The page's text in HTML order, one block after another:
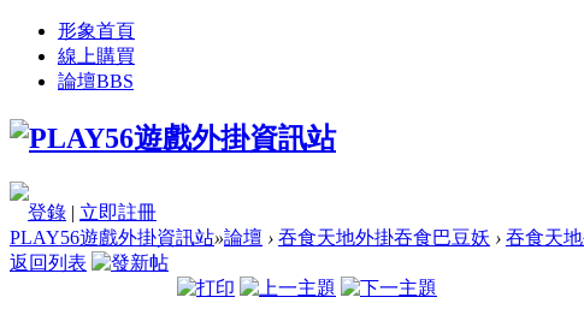
形象首頁
線上購買
論壇BBS
登錄 | 立即註冊
PLAY56遊戲外掛資訊站»論壇 › 吞食天地外掛吞食巴豆妖 › 吞食天
返回列表